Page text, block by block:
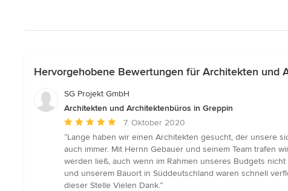
Hervorgehobene Bewertungen für Architekten und
SG Projekt GmbH
Architekten und Architektenbüros in Greppin
Durchschnittliche
Bewertung:
5
von
5
Sternen
7. Oktober 2020
“Lange haben wir einen Architekten gesucht, der unsere
auch immer. Mit Hernn Gebauer und seinem Team trafen
werden ließ, auch wenn im Rahmen unseres Budgets
und unserem Bauort in Süddeutschland waren schnell
dieser Stelle Vielen Dank.”